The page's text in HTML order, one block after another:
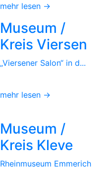
mehr lesen →
Museum /
Kreis Viersen
„Viersener Salon“ in d...
mehr lesen →
Museum /
Kreis Kleve
Rheinmuseum Emmerich